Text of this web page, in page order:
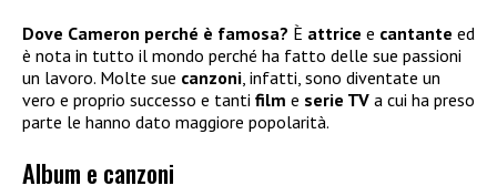
Dove Cameron perché è famosa? È attrice e cantante ed
è nota in tutto il mondo perché ha fatto delle sue passioni
un lavoro. Molte sue canzoni, infatti, sono diventate un
vero e proprio successo e tanti film e serie TV a cui ha preso
parte le hanno dato maggiore popolarità.
Album e canzoni